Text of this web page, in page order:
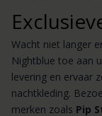
Wacht niet langer
Nightblue toe aan
levering en ervaar
nachtkleding.
merken zoals Pip